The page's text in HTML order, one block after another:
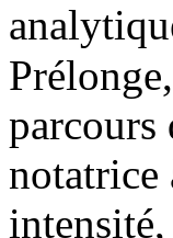
parcours
notatrice